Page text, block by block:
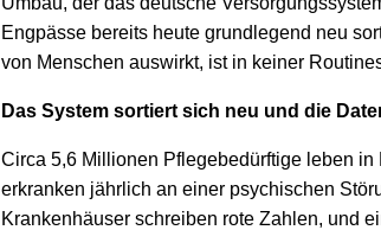
Engpässe bereits heute grundlegend neu
von Menschen auswirkt, ist in keiner
Das System sortiert sich neu und die
Circa 5,6 Millionen Pflegebedürftige leben
erkranken jährlich an einer psychischen
Krankenhäuser schreiben rote Zahlen, und